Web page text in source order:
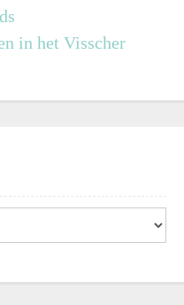
in het Visscher